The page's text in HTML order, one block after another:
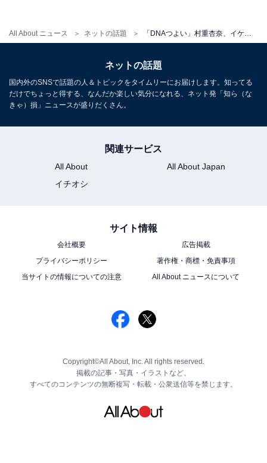
All About ニュース ネットの話題
ネットの話題
国内外のSNSで話題の人＆トピックをタイムリーにお届けします。知ってる
だけでちょっと得する、なんだか楽しい気分になれる、ネット発「知ら（な
きゃ）損」ニュースが盛りだくさん。
関連サービス
All About
All About Japan
イチオシ
サイト情報
会社概要
広告掲載
プライバシーポリシー
著作権・商標・免責事項
当サイトの情報についての注意
All About ニュースについて
Copyright©All About, Inc. All rights reserved.
掲載の記事・写真・イラストなど、
すべてのコンテンツの無断複写・転載・公衆送信等を禁じます。